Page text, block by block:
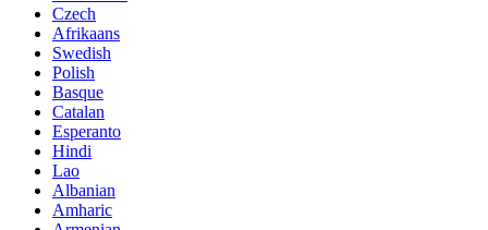
Czech
Afrikaans
Swedish
Polish
Basque
Catalan
Esperanto
Hindi
Lao
Albanian
Amharic